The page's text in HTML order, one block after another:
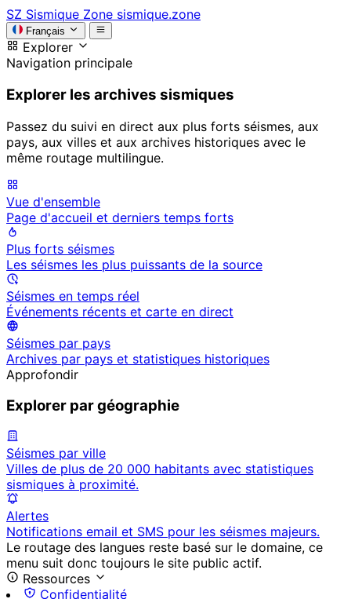
SZ Sismique Zone sismique.zone
Français
Explorer
Navigation principale
Explorer les archives sismiques
Passez du suivi en direct aux plus forts séismes, aux
pays, aux villes et aux archives historiques avec le
même routage multilingue.
Vue d'ensemble
Page d'accueil et derniers temps forts
Plus forts séismes
Les séismes les plus puissants de la source
Séismes en temps réel
Événements récents et carte en direct
Séismes par pays
Archives par pays et statistiques historiques
Approfondir
Explorer par géographie
Séismes par ville
Villes de plus de 20 000 habitants avec statistiques
sismiques à proximité.
Alertes
Notifications email et SMS pour les séismes majeurs.
Le routage des langues reste basé sur le domaine, ce
menu suit donc toujours le site public actif.
Ressources
Confidentialité